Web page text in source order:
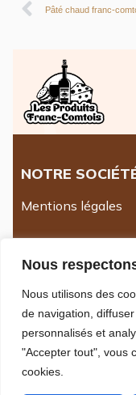
Nous
Nous utilisons des
de navigation,
personnalisés et
"Accepter tout", vous
cookies.
NOTRE
Mentions légales
Les Produits Franc-
38 rue de la
39100 Parcey
France
Appelez-nous :